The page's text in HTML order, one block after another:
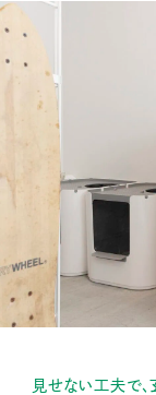
見せない工夫で、